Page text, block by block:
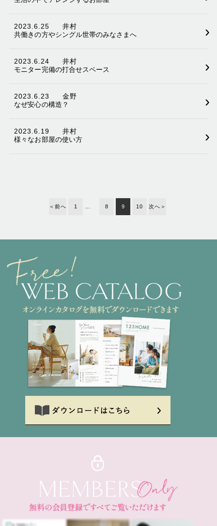
2023.6.25
井村
共働きの方やシングル世帯のみなさまへ
›
2023.6.24
井村
モニター完備の打合せスペース
›
2023.6.23
金野
なぜ安心の構造？
›
2023.6.19
井村
様々なお部屋の使い方
›
＜前へ 1 8 9 10 次へ＞